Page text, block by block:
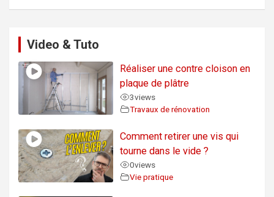
Video & Tuto
Réaliser une contre cloison en
plaque de plâtre
3views
Travaux de rénovation
Comment retirer une vis qui
tourne dans le vide ?
0views
Vie pratique